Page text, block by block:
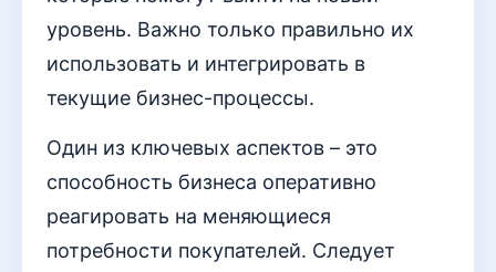
уровень. Важно только правильно их
использовать и интегрировать в
текущие бизнес-процессы.
Один из ключевых аспектов – это
способность бизнеса оперативно
реагировать на меняющиеся
потребности покупателей. Следует